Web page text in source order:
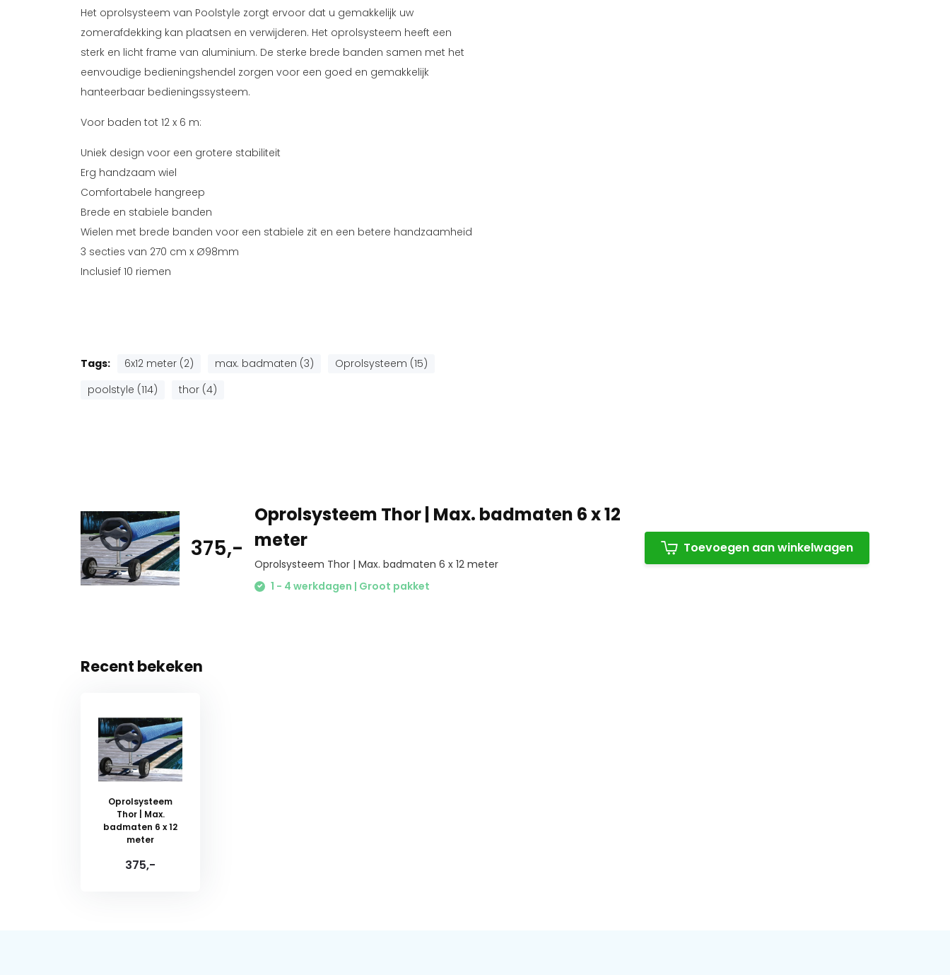
Het oprolsysteem van Poolstyle zorgt ervoor dat u gemakkelijk uw
zomerafdekking kan plaatsen en verwijderen. Het oprolsysteem heeft een
sterk en licht frame van aluminium. De sterke brede banden samen met het
eenvoudige bedieningshendel zorgen voor een goed en gemakkelijk
hanteerbaar bedieningssysteem.
Voor baden tot 12 x 6 m:
Uniek design voor een grotere stabiliteit
Erg handzaam wiel
Comfortabele hangreep
Brede en stabiele banden
Wielen met brede banden voor een stabiele zit en een betere handzaamheid
3 secties van 270 cm x Ø98mm
Inclusief 10 riemen
Tags: 6x12 meter (2) max. badmaten (3)
Oprolsysteem (15)
poolstyle (114)
thor (4)
375,-
Oprolsysteem Thor | Max. badmaten 6 x 12
meter
Oprolsysteem Thor | Max. badmaten 6 x 12 meter
1 - 4 werkdagen | Groot pakket
Toevoegen aan winkelwagen
Recent bekeken
Oprolsysteem
Thor | Max.
badmaten 6 x 12
meter
375,-